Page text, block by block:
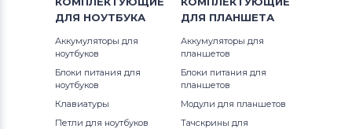
Аккумуляторы для ноутбуков
Аккумуляторы для ноутбуков
Notebookguru
15300 Series
ДЛЯ НОУТБУКА
Аккумуляторы для
ноутбуков
Блоки питания для
ноутбуков
Клавиатуры
Петли для ноутбуков
ДЛЯ ПЛАНШЕТА
Аккумуляторы для
планшетов
Блоки питания для
планшетов
Модули для планшетов
Тачскрины для